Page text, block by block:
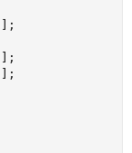
;
;
;